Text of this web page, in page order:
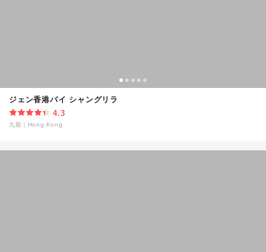
ジェン香港バイ シャングリラ
4.3
九龍 Hong Kong